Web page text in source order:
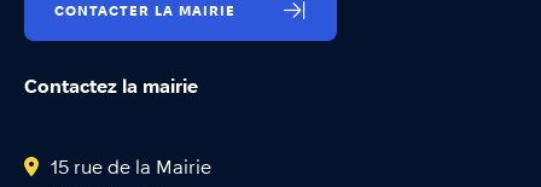
CONTACTER LA MAIRIE
Contactez la mairie
15 rue de la Mairie